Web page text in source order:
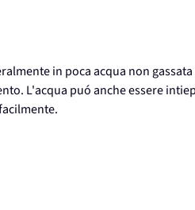
in poca acqua non
L'acqua puó anche essere